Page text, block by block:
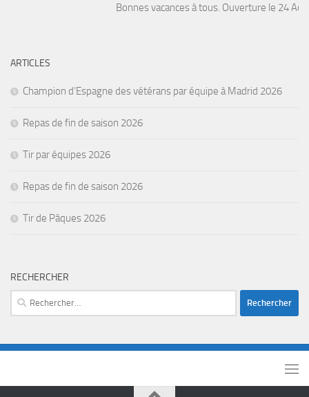
Bonnes vacances à tous. Ouverture le 24
ARTICLES
Champion d’Espagne des vétérans par équipe à Madrid 2026
Repas de fin de saison 2026
Tir par équipes 2026
Repas de fin de saison 2026
Tir de Pâques 2026
RECHERCHER